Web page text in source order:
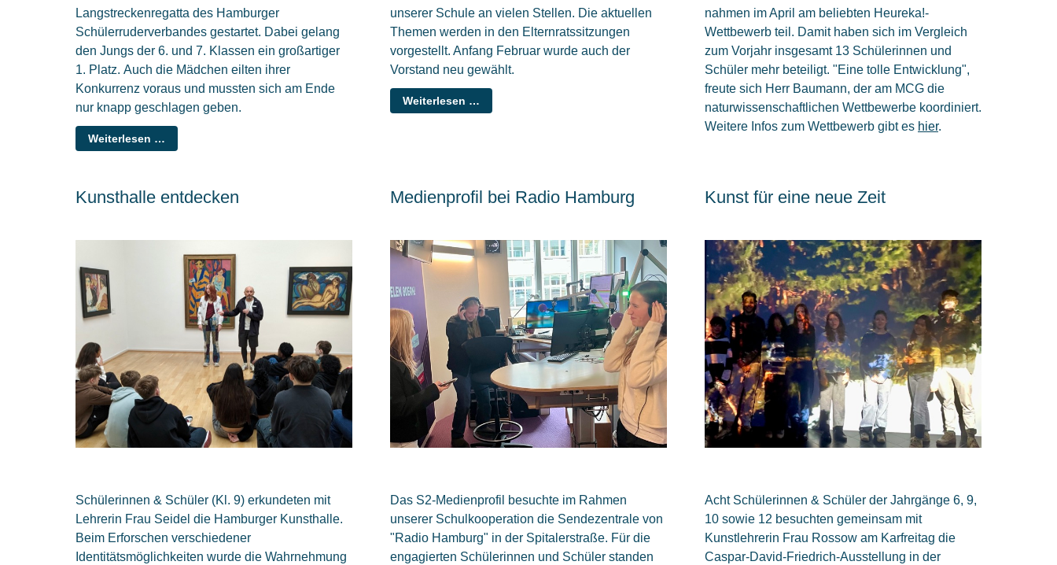
Langstreckenregatta des Hamburger
Schülerruderverbandes gestartet. Dabei gelang
den Jungs der 6. und 7. Klassen ein großartiger
1. Platz. Auch die Mädchen eilten ihrer
Konkurrenz voraus und mussten sich am Ende
nur knapp geschlagen geben.
Weiterlesen …
unserer Schule an vielen Stellen. Die aktuellen
Themen werden in den Elternratssitzungen
vorgestellt. Anfang Februar wurde auch der
Vorstand neu gewählt.
Weiterlesen …
nahmen im April am beliebten Heureka!-
Wettbewerb teil. Damit haben sich im Vergleich
zum Vorjahr insgesamt 13 Schülerinnen und
Schüler mehr beteiligt. "Eine tolle Entwicklung",
freute sich Herr Baumann, der am MCG die
naturwissenschaftlichen Wettbewerbe koordiniert.
Weitere Infos zum Wettbewerb gibt es hier.
Kunsthalle entdecken
Schülerinnen & Schüler (Kl. 9) erkundeten mit
Lehrerin Frau Seidel die Hamburger Kunsthalle.
Beim Erforschen verschiedener
Identitätsmöglichkeiten wurde die Wahrnehmung
Medienprofil bei Radio Hamburg
Das S2-Medienprofil besuchte im Rahmen
unserer Schulkooperation die Sendezentrale von
"Radio Hamburg" in der Spitalerstraße. Für die
engagierten Schülerinnen und Schüler standen
Kunst für eine neue Zeit
Acht Schülerinnen & Schüler der Jahrgänge 6, 9,
10 sowie 12 besuchten gemeinsam mit
Kunstlehrerin Frau Rossow am Karfreitag die
Caspar-David-Friedrich-Ausstellung in der